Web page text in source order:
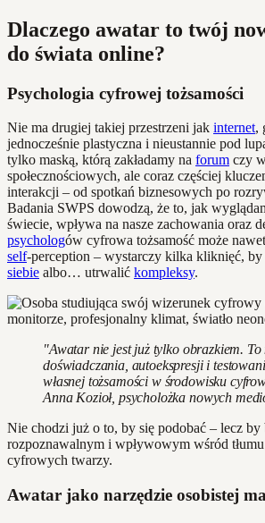
Dlaczego awatar to twój
do świata online?
Psychologia cyfrowej tożsamości
Nie ma drugiej takiej przestrzeni jak internet,
jednocześnie plastyczna i nieustannie pod
tylko maską, którą zakładamy na forum czy
społecznościowych, ale coraz częściej
interakcji – od spotkań biznesowych po
Badania SWPS dowodzą, że to, jak
świecie, wpływa na nasze zachowania oraz
psychologów cyfrowa tożsamość może
self-perception – wystarczy kilka kliknięć, by
siebie albo… utrwalić kompleksy.
"Awatar nie jest już tylko obrazkiem. To
doświadczania, autoekspresji i
własnej tożsamości w środowisku
Anna Kozioł, psycholożka nowych
Nie chodzi już o to, by się podobać – lecz by
rozpoznawalnym i wpływowym wśród
cyfrowych twarzy.
Awatar jako narzędzie osobistej